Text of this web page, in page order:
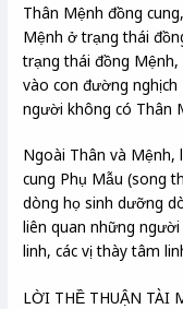
Thân Mệnh đồng
Mệnh ở trạng thái
trạng thái đồng
vào con đường nghịch
người không có Thân
Ngoài Thân và Mệnh,
cung Phụ Mẫu (song
dòng họ sinh dưỡng
liên quan những
linh, các vị thày tâm
LỜI THỀ THUẬN TÀI